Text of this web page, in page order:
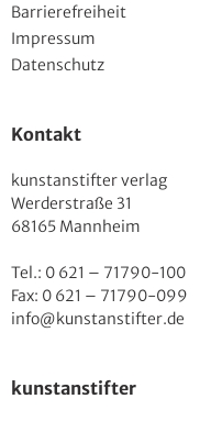
Barrierefreiheit
Impressum
Datenschutz
Kontakt
kunstanstifter verlag
Werderstraße 31
68165 Mannheim
Tel.: 0 621 – 71790-100
Fax: 0 621 – 71790-099
info@kunstanstifter.de
kunstanstifter